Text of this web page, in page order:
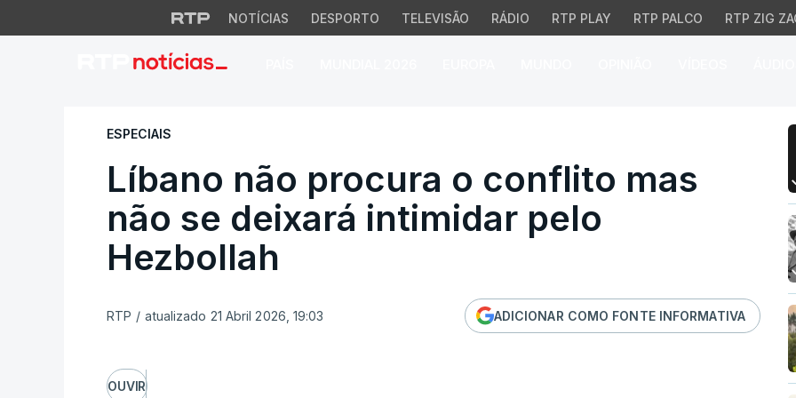
NOTÍCIAS DESPORTO TELEVISÃO RÁDIO RTP PLAY RTP PALCO RTP ZIG
Líbano não procura o conflito mas não
ESPECIAIS
Líbano não procura o conflito mas
não se deixará intimidar pelo
Hezbollah
RTP / atualizado 21 Abril 2026, 19:03 ADICIONAR COMO FONTE INFORMATIVA
OUVIR